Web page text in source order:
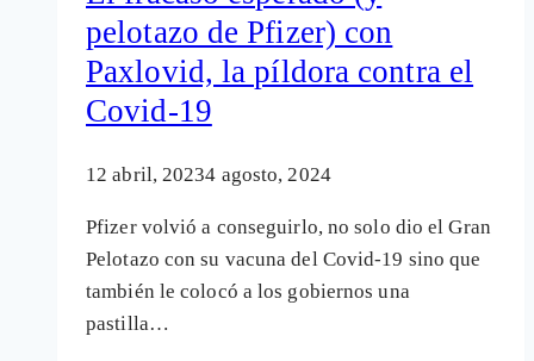
Se
eliminan
virus
vivos
que
ser
contagiosos
pelotazo de Pfizer) con
Paxlovid, la píldora contra el
Covid-19
12 abril, 20234 agosto, 2024
Pfizer volvió a conseguirlo, no solo dio el Gran
Pelotazo con su vacuna del Covid-19 sino que
también le colocó a los gobiernos una
pastilla…